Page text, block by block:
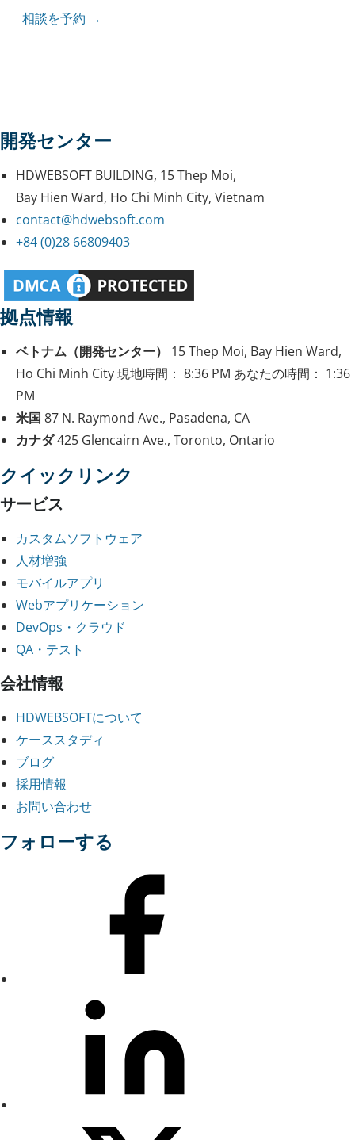
相談を予約 →
開発センター
HDWEBSOFT BUILDING, 15 Thep Moi,
Bay Hien Ward, Ho Chi Minh City, Vietnam
contact@hdwebsoft.com
+84 (0)28 66809403
拠点情報
ベトナム（開発センター）
15 Thep Moi, Bay Hien Ward,
Ho Chi Minh City現地時間： 8:36 PM あなたの時間： 1:36
PM
米国 87 N. Raymond Ave., Pasadena, CA
カナダ425 Glencairn Ave., Toronto, Ontario
クイックリンク
サービス
カスタムソフトウェア
人材増強
モバイルアプリ
Webアプリケーション
DevOps・クラウド
QA・テスト
会社情報
HDWEBSOFTについて
ケーススタディ
ブログ
採用情報
お問い合わせ
フォローする